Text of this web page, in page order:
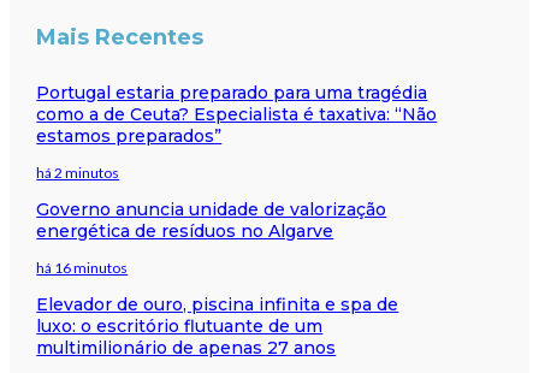
Mais Recentes
Portugal estaria preparado para uma tragédia
como a de Ceuta? Especialista é taxativa: “Não
estamos preparados”
há 2 minutos
Governo anuncia unidade de valorização
energética de resíduos no Algarve
há 16 minutos
Elevador de ouro, piscina infinita e spa de
luxo: o escritório flutuante de um
multimilionário de apenas 27 anos